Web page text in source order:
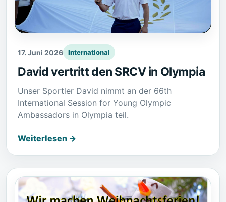
17. Juni 2026 International
David vertritt den SRCV in Olympia
Unser Sportler David nimmt an der 66th
International Session for Young Olympic
Ambassadors in Olympia teil.
Weiterlesen →